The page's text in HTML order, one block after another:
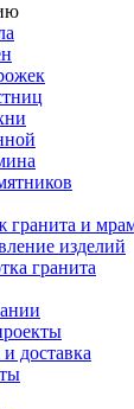
гранита и
изделий
гранита
доставка